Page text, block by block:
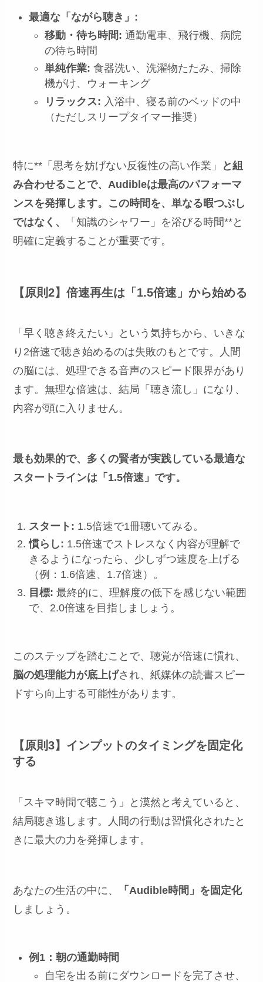
最適な「ながら聴き」:
移動・待ち時間: 通勤電車、飛行機、病院
の待ち時間
単純作業: 食器洗い、洗濯物たたみ、掃除
機がけ、ウォーキング
リラックス: 入浴中、寝る前のベッドの中
（ただしスリープタイマー推奨）
特に**「思考を妨げない反復性の高い作業」
と組
み合わせることで、Audibleは最高のパフォーマ
ンスを発揮します。この時間を、単なる暇つぶし
ではなく、
「知識のシャワー」を浴びる時間**と
明確に定義することが重要です。
【原則2】倍速再生は「1.5倍速」から始める
「早く聴き終えたい」という気持ちから、いきな
り2倍速で聴き始めるのは失敗のもとです。人間
の脳には、処理できる音声のスピード限界があり
ます。無理な倍速は、結局「聴き流し」になり、
内容が頭に入りません。
最も効果的で、多くの賢者が実践している最適な
スタートラインは「1.5倍速」です。
スタート: 1.5倍速で1冊聴いてみる。
慣らし: 1.5倍速でストレスなく内容が理解で
きるようになったら、少しずつ速度を上げる
（例：1.6倍速、1.7倍速）。
目標: 最終的に、理解度の低下を感じない範囲
で、2.0倍速を目指しましょう。
このステップを踏むことで、聴覚が倍速に慣れ、
脳の処理能力が底上げされ、紙媒体の読書スピー
ドすら向上する可能性があります。
【原則3】インプットのタイミングを固定化
する
「スキマ時間で聴こう」と漠然と考えていると、
結局聴き逃します。人間の行動は習慣化されたと
きに最大の力を発揮します。
あなたの生活の中に、
「Audible時間」を固定化
しましょう。
例1：朝の通勤時間
自宅を出る前にダウンロードを完了させ、